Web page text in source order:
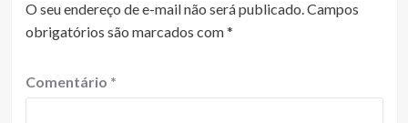
O seu endereço de e-mail não será publicado.Campos
obrigatórios são marcados com*
Comentário *